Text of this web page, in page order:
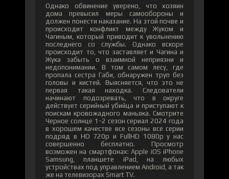
Однако обвинение уверено, что хозяин
дома превысил меры самообороны и
должен понести наказание. На этой почве и
происходит конфликт между Жуком и
Чагиным, который приводит к увольнению
последнего со службы. Однако вскоре
происходит то, что заставляет и Чагина и
Жука забыть о взаимной неприязни и
недопонимании. В том самом лесу, где
пропала сестра Габи, обнаружен труп без
головы и кистей. Выясняется, что это не
первая такая находка. Следователи
начинают подозревать, что в округе
действует серийный убийца и приступают к
поискам кровожадного маньяка. Смотрите
Черное солнце 1-2 сезон сериал 2024 года
в хорошем качестве все сезоны все серии
подряд в HD 720p и FullHD 1080p у нас
совершенно бесплатно. Просмотр
возможен на смартфонах: Apple iOS iPhone
Samsung, планшете iPad, на любых
устройствах под управлением Android, а так
же на телевизорах Smart TV.